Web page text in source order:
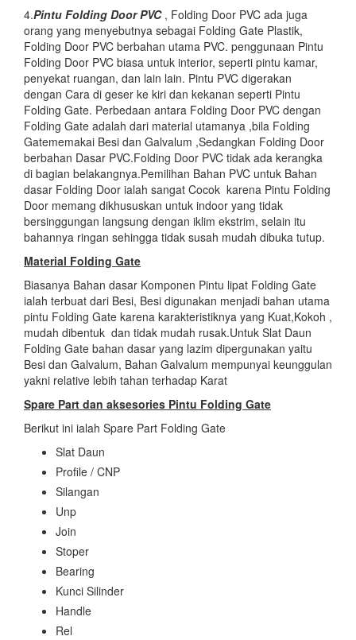
4.Pintu Folding Door PVC, Folding Door PVC ada juga
orang yang menyebutnya sebagai Folding Gate Plastik,
Folding Door PVC berbahan utama PVC. penggunaan Pintu
Folding Door PVC biasa untuk interior, seperti pintu kamar,
penyekat ruangan, dan lain lain. Pintu PVC digerakan
dengan Cara di geser ke kiri dan kekanan seperti Pintu
Folding Gate. Perbedaan antara Folding Door PVC dengan
Folding Gate adalah dari material utamanya ,bila Folding
Gatememakai Besi dan Galvalum ,Sedangkan Folding Door
berbahan Dasar PVC.Folding Door PVC tidak ada kerangka
di bagian belakangnya.Pemilihan Bahan PVC untuk Bahan
dasar Folding Door ialah sangat Cocok karena Pintu Folding
Door memang dikhususkan untuk indoor yang tidak
bersinggungan langsung dengan iklim ekstrim, selain itu
bahannya ringan sehingga tidak susah mudah dibuka tutup.
Material Folding Gate
Biasanya Bahan dasar Komponen Pintu lipat Folding Gate
ialah terbuat dari Besi, Besi digunakan menjadi bahan utama
pintu Folding Gate karena karakteristiknya yang Kuat,Kokoh ,
mudah dibentuk dan tidak mudah rusak.Untuk Slat Daun
Folding Gate bahan dasar yang lazim dipergunakan yaitu
Besi dan Galvalum, Bahan Galvalum mempunyai keunggulan
yakni relative lebih tahan terhadap Karat
Spare Part dan aksesories Pintu Folding Gate
Berikut ini ialah Spare Part Folding Gate
Slat Daun
Profile / CNP
Silangan
Unp
Join
Stoper
Bearing
Kunci Silinder
Handle
Rel